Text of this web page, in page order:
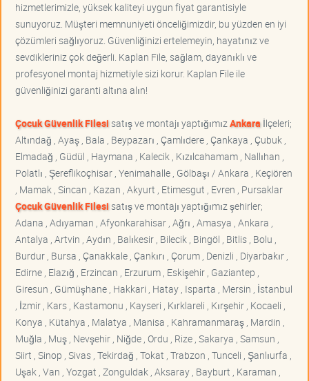
hizmetlerimizle, yüksek kaliteyi uygun fiyat garantisiyle
sunuyoruz. Müşteri memnuniyeti önceliğimizdir, bu yüzden en iyi
çözümleri sağlıyoruz. Güvenliğinizi ertelemeyin, hayatınız ve
sevdikleriniz çok değerli. Kaplan File, sağlam, dayanıklı ve
profesyonel montaj hizmetiyle sizi korur. Kaplan File ile
güvenliğinizi garanti altına alın!
Çocuk Güvenlik Filesisatış ve montajı yaptığımızAnkara İlçeleri;
Altındağ , Ayaş , Bala , Beypazarı , Çamlıdere , Çankaya , Çubuk ,
Elmadağ , Güdül , Haymana , Kalecik , Kızılcahamam , Nallıhan ,
Polatlı , Şereflikoçhisar , Yenimahalle , Gölbaşı / Ankara , Keçiören
, Mamak , Sincan , Kazan , Akyurt , Etimesgut , Evren , Pursaklar
Çocuk Güvenlik Filesisatış ve montajı yaptığımız şehirler;
Adana , Adıyaman , Afyonkarahisar , Ağrı , Amasya , Ankara ,
Antalya , Artvin , Aydın , Balıkesir , Bilecik , Bingöl , Bitlis , Bolu ,
Burdur , Bursa , Çanakkale , Çankırı , Çorum , Denizli , Diyarbakır ,
Edirne , Elazığ , Erzincan , Erzurum , Eskişehir , Gaziantep ,
Giresun , Gümüşhane , Hakkari , Hatay , Isparta , Mersin , İstanbul
, İzmir , Kars , Kastamonu , Kayseri , Kırklareli , Kırşehir , Kocaeli ,
Konya , Kütahya , Malatya , Manisa , Kahramanmaraş , Mardin ,
Muğla , Muş , Nevşehir , Niğde , Ordu , Rize , Sakarya , Samsun ,
Siirt , Sinop , Sivas , Tekirdağ , Tokat , Trabzon , Tunceli , Şanlıurfa ,
Uşak , Van , Yozgat , Zonguldak , Aksaray , Bayburt , Karaman ,